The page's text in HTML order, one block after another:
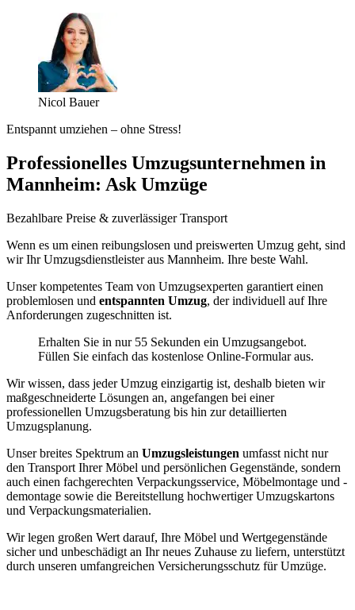
Nicol Bauer
Entspannt umziehen – ohne Stress!
Professionelles Umzugsunternehmen in
Mannheim: Ask Umzüge
Bezahlbare Preise & zuverlässiger Transport
Wenn es um einen reibungslosen und preiswerten Umzug geht, sind
wir Ihr Umzugsdienstleister aus Mannheim. Ihre beste Wahl.
Unser kompetentes Team von Umzugsexperten garantiert einen
problemlosen und entspannten Umzug, der individuell auf Ihre
Anforderungen zugeschnitten ist.
Erhalten Sie in nur 55 Sekunden ein Umzugsangebot.
Füllen Sie einfach das kostenlose Online-Formular aus.
Wir wissen, dass jeder Umzug einzigartig ist, deshalb bieten wir
maßgeschneiderte Lösungen an, angefangen bei einer
professionellen Umzugsberatung bis hin zur detaillierten
Umzugsplanung.
Unser breites Spektrum an Umzugsleistungen umfasst nicht nur
den Transport Ihrer Möbel und persönlichen Gegenstände, sondern
auch einen fachgerechten Verpackungsservice, Möbelmontage und -
demontage sowie die Bereitstellung hochwertiger Umzugskartons
und Verpackungsmaterialien.
Wir legen großen Wert darauf, Ihre Möbel und Wertgegenstände
sicher und unbeschädigt an Ihr neues Zuhause zu liefern, unterstützt
durch unseren umfangreichen Versicherungsschutz für Umzüge.